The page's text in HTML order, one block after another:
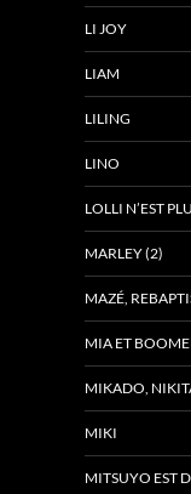
LI JOY
LIAM
LILING
LINO
LOLLI N’EST
MARLEY (2)
MAZÉ,
MIA ET
MIKADO,
MIKI
MITSUYO EST